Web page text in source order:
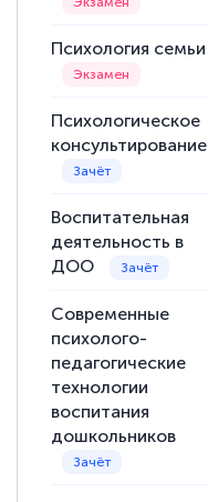
Психология семьи
Психологическое
консультирование
Воспитательная
деятельность в
ДОО
Современные
психолого-
педагогические
технологии
воспитания
дошкольников